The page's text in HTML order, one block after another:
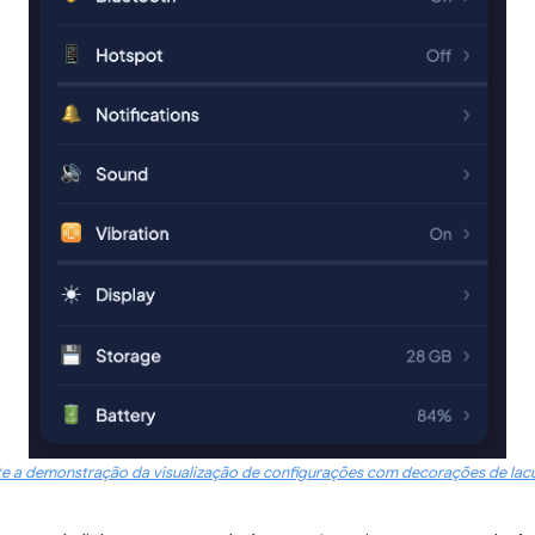
a demonstração da visualização de configurações com decorações de